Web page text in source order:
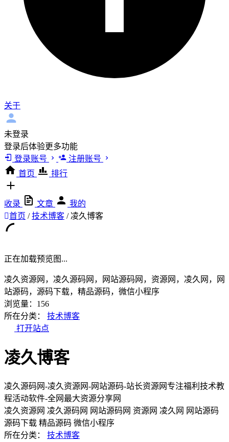
关于
未登录
登录后体验更多功能
登录账号
注册账号
首页
排行
收录 文章
我的
首页 / 技术博客 / 凌久博客
正在加载预览图...
凌久资源网，凌久源码网，网站源码网，资源网，凌久网，网
站源码，源码下载，精品源码，微信小程序
浏览量：156
所在分类：
技术博客
打开站点
凌久博客
凌久源码网-凌久资源网-网站源码-站长资源网专注福利技术教
程活动软件-全网最大资源分享网
凌久资源网 凌久源码网 网站源码网 资源网 凌久网 网站源码
源码下载 精品源码 微信小程序
所在分类：
技术博客